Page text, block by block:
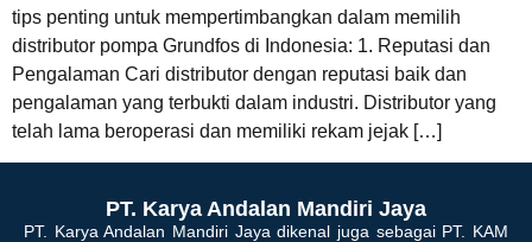
tips penting untuk mempertimbangkan dalam memilih
distributor pompa Grundfos di Indonesia: 1. Reputasi dan
Pengalaman Cari distributor dengan reputasi baik dan
pengalaman yang terbukti dalam industri. Distributor yang
telah lama beroperasi dan memiliki rekam jejak […]
PT. Karya Andalan Mandiri Jaya
PT. Karya Andalan Mandiri Jaya dikenal juga sebagai PT. KAM